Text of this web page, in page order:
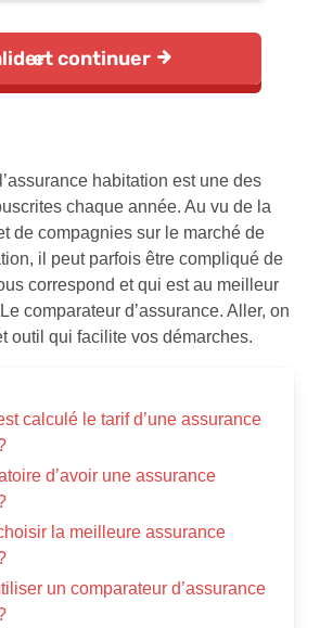
habitation est une des
chaque année. Au vu de la
de compagnies sur le marché de
il peut parfois être compliqué de
correspond et qui est au meilleur
comparateur d’assurance. Aller, on
outil qui facilite vos démarches.
calculé le tarif d’une assurance
d’avoir une assurance
la meilleure assurance
un comparateur d’assurance